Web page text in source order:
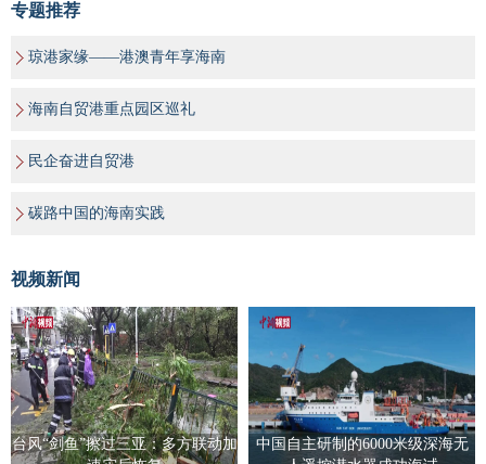
专题推荐
琼港家缘——港澳青年享海南
海南自贸港重点园区巡礼
民企奋进自贸港
碳路中国的海南实践
视频新闻
台风“剑鱼”擦过三亚：多方联动加
中国自主研制的6000米级深海无